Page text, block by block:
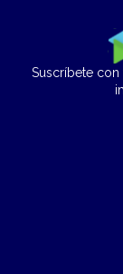
Suscríbete